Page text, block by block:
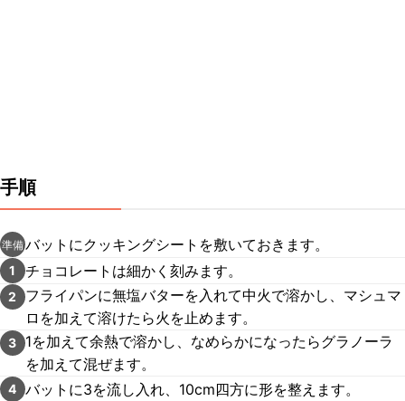
手順
準備バットにクッキングシートを敷いておきます。
1 チョコレートは細かく刻みます。
2
フライパンに無塩バターを入れて中火で溶かし、マシュマ
ロを加えて溶けたら火を止めます。
3
1を加えて余熱で溶かし、なめらかになったらグラノーラ
を加えて混ぜます。
4 バットに3を流し入れ、10cm四方に形を整えます。